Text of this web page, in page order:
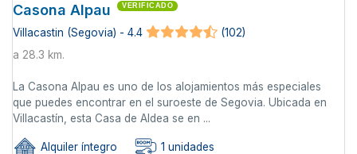
Casona Alpau VERIFICADO
Villacastin (Segovia) - 4.4
(102)
a 28.3 km.
La Casona Alpau es uno de los alojamientos más especiales
que puedes encontrar en el suroeste de Segovia. Ubicada en
Villacastín, esta Casa de Aldea se en ...
Alquiler íntegro 1 unidades